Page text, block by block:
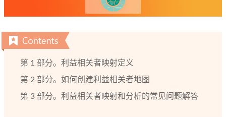
第 1 部分。利益相关者映射定义
第 2 部分。如何创建利益相关者地图
第 3 部分。利益相关者映射和分析的常见问题解答